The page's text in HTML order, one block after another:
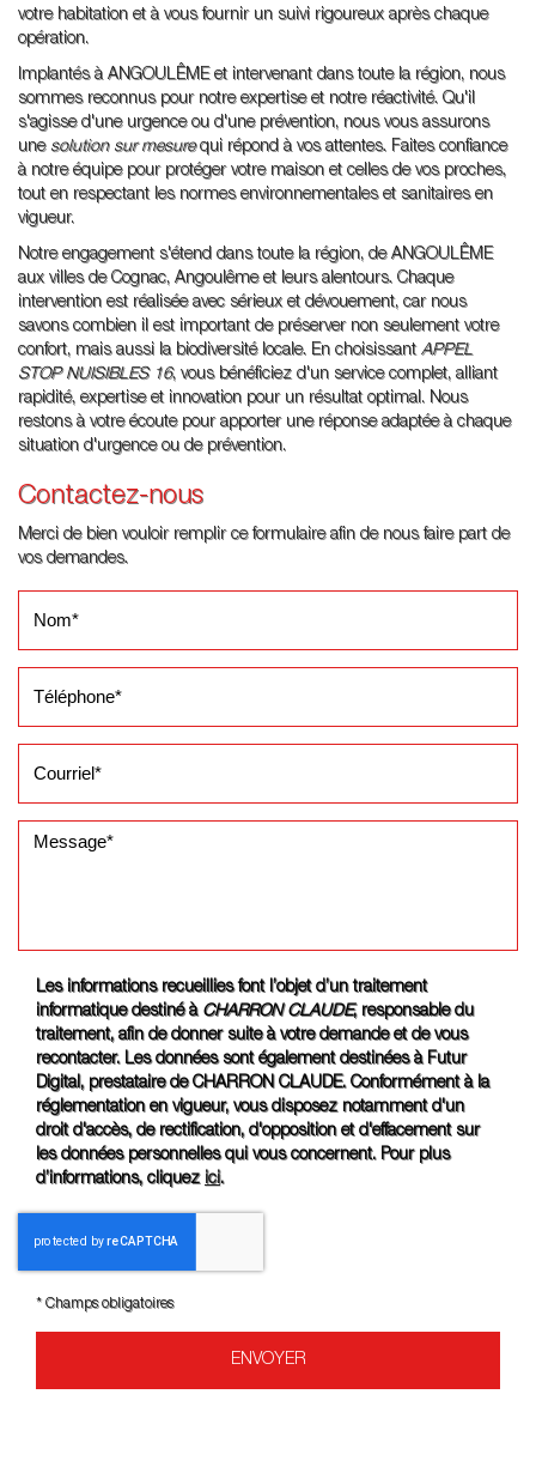
votre habitation et à vous fournir un suivi rigoureux après chaque
opération.
Implantés à ANGOULÊME et intervenant dans toute la région, nous
sommes reconnus pour notre expertise et notre réactivité. Qu'il
s'agisse d'une urgence ou d'une prévention, nous vous assurons
une solution sur mesurequi répond à vos attentes. Faites confiance
à notre équipe pour protéger votre maison et celles de vos proches,
tout en respectant les normes environnementales et sanitaires en
vigueur.
Notre engagement s'étend dans toute la région, de ANGOULÊME
aux villes de Cognac, Angoulême et leurs alentours. Chaque
intervention est réalisée avec sérieux et dévouement, car nous
savons combien il est important de préserver non seulement votre
confort, mais aussi la biodiversité locale. En choisissant APPEL
STOP NUISIBLES 16, vous bénéficiez d'un service complet, alliant
rapidité, expertise et innovation pour un résultat optimal. Nous
restons à votre écoute pour apporter une réponse adaptée à chaque
situation d'urgence ou de prévention.
Contactez-nous
Merci de bien vouloir remplir ce formulaire afin de nous faire part de
vos demandes.
Les informations recueillies font l’objet d’un traitement
informatique destiné à
CHARRON CLAUDE, responsable du
traitement, afin de donner suite à votre demande et de vous
recontacter. Les données sont également destinées à Futur
Digital, prestataire de CHARRON CLAUDE. Conformément à la
réglementation en vigueur, vous disposez notamment d'un
droit d'accès, de rectification, d'opposition et d'effacement sur
les données personnelles qui vous concernent. Pour plus
d’informations, cliquez ici.
*Champs obligatoires